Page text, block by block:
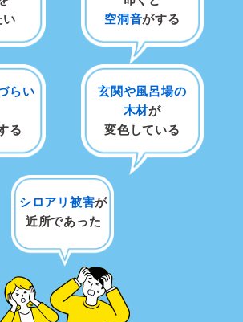
い
空洞音がする
らい
る
玄関や風呂場の
木材が
変色している
シロアリ被害が
近所であった